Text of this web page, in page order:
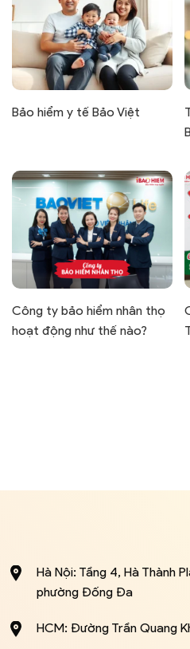
Bảo hiểm y tế Bảo Việt
Công ty bảo hiểm nhân thọ
hoạt động như thế nào?
Hà Nội: Tầng 4, Hà Thành
phường Đống Đa
HCM: Đường Trần Quang